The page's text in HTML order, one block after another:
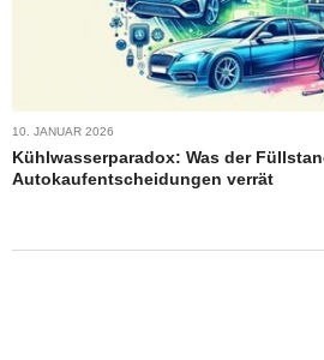
10. JANUAR 2026
Kühlwasserparadox: Was der
Autokaufentscheidungen verrät